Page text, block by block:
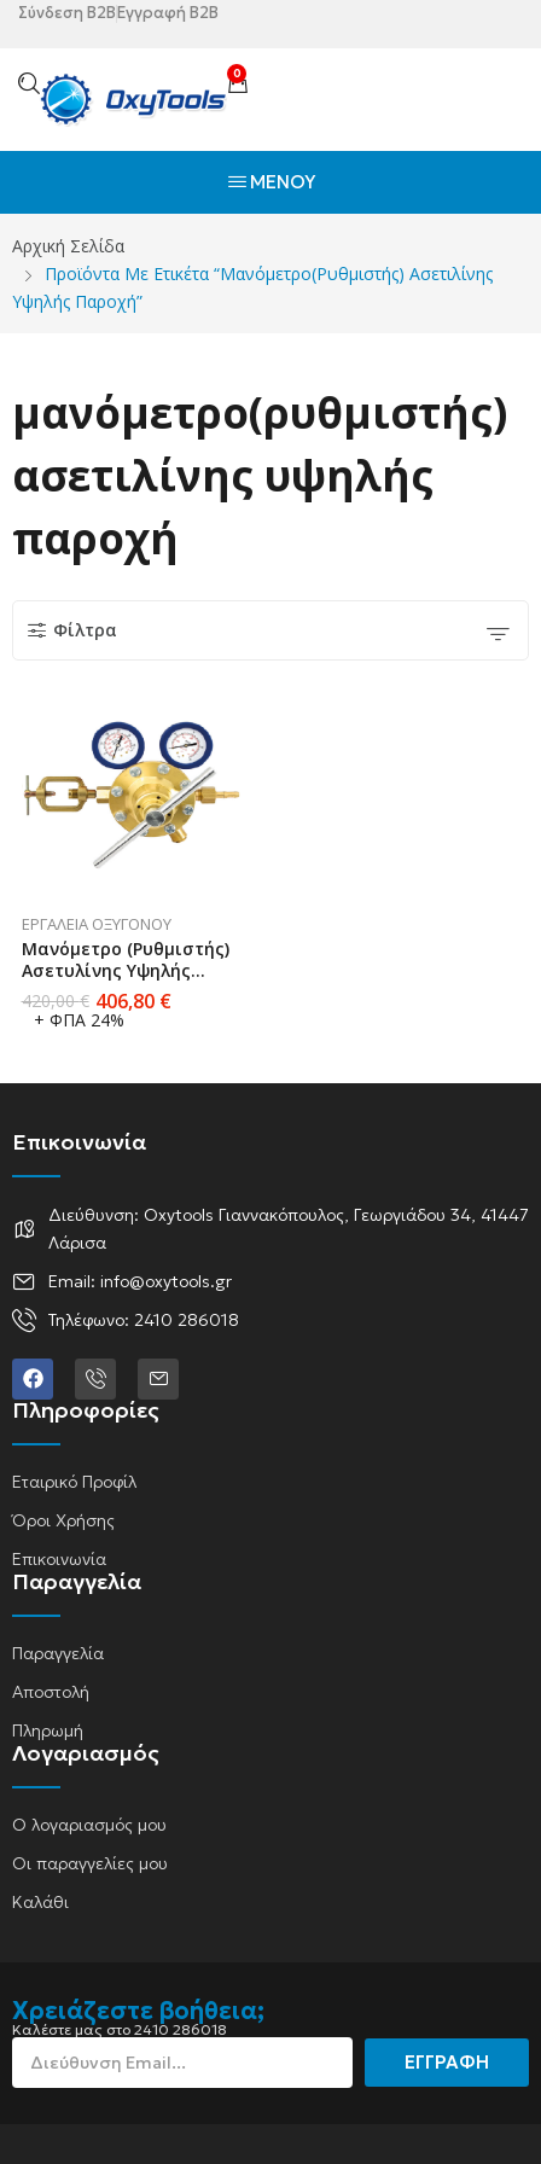
Σύνδεση B2BΕγγραφή B2B
0
ΜΕΝΟΎ
Αρχική Σελίδα
Προϊόντα Με Ετικέτα “μανόμετρο(ρυθμιστής) Ασετιλίνης
Υψηλής Παροχή”
μανόμετρο(ρυθμιστής)
ασετιλίνης υψηλής
παροχή
Φίλτρα
ΕΡΓΑΛΕΊΑ ΟΞΥΓΌΝΟΥ
Μανόμετρο (Ρυθμιστής)
Ασετυλίνης Υψηλής
Παροχής Με Σφιγκτήρα
Mestriner Made In Italy
420,00€ 406,80 €
+ ΦΠΑ 24%
Επικοινωνία
Διεύθυνση: Oxytools Γιαννακόπουλος, Γεωργιάδου 34, 41447
Λάρισα
Email: info@oxytools.gr
Τηλέφωνο: 2410 286018
Πληροφορίες
Εταιρικό Προφίλ
Όροι Χρήσης
Επικοινωνία
Παραγγελία
Παραγγελία
Αποστολή
Πληρωμή
Λογαριασμός
Ο λογαριασμός μου
Οι παραγγελίες μου
Καλάθι
Χρειάζεστε βοήθεια;
Καλέστε μας στο 2410 286018
ΕΓΓΡΑΦΗ